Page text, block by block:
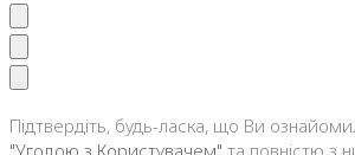
Підтвердіть, будь-ласка, що Ви
"Угодою з Користувачем" та повністю з